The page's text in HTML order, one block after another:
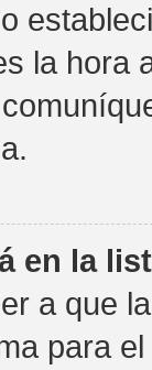
la hora
en la
a que
para